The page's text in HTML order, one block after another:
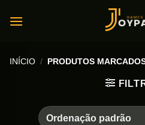
INÍCIO / PRODUTOS